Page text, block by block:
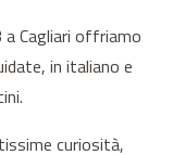
a Cagliari offriamo
in italiano e
curiosità,